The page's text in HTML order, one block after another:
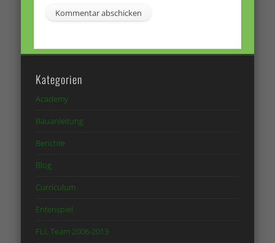
Kategorien
Academy
Bauanleitung
Berichte
Blog
Curriculum
Entenspiel
FLL Team 2006-2013